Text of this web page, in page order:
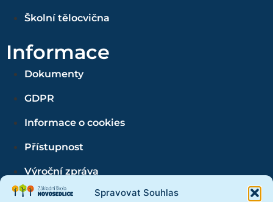
Spravovat Souhlas
Školní tělocvična
Informace
Dokumenty
GDPR
Informace o cookies
Přístupnost
Výroční zpráva
Starý web